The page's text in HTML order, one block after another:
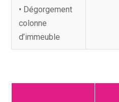
• Dégorgement
colonne
d’immeuble